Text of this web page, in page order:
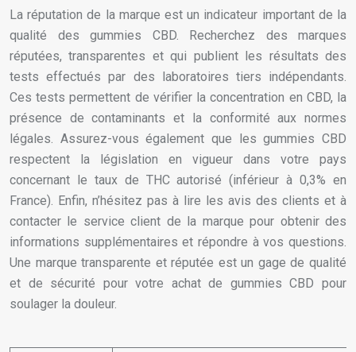
La réputation de la marque est un indicateur important de la
qualité des gummies CBD. Recherchez des marques
réputées, transparentes et qui publient les résultats des
tests effectués par des laboratoires tiers indépendants.
Ces tests permettent de vérifier la concentration en CBD, la
présence de contaminants et la conformité aux normes
légales. Assurez-vous également que les gummies CBD
respectent la législation en vigueur dans votre pays
concernant le taux de THC autorisé (inférieur à 0,3% en
France). Enfin, n’hésitez pas à lire les avis des clients et à
contacter le service client de la marque pour obtenir des
informations supplémentaires et répondre à vos questions.
Une marque transparente et réputée est un gage de qualité
et de sécurité pour votre achat de gummies CBD pour
soulager la douleur.